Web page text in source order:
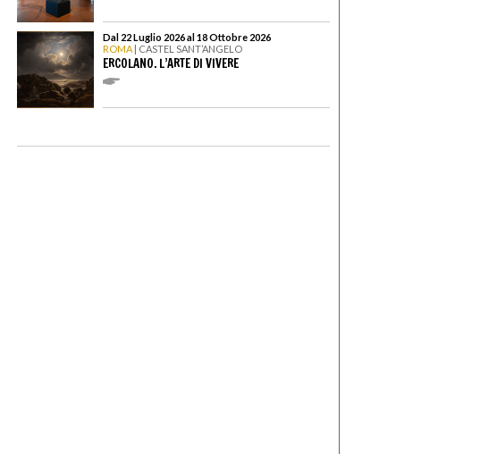
Dal 22 Luglio 2026 al 18 Ottobre 2026
ROMA | CASTEL SANT’ANGELO
ERCOLANO. L’ARTE DI VIVERE